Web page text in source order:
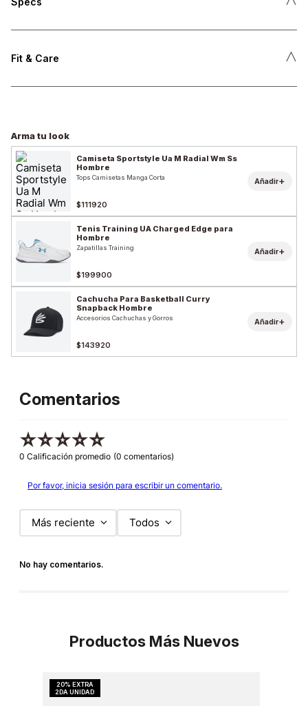
Fit & Care ˄
Arma tu look
Camiseta Sportstyle Ua M Radial Wm Ss
Hombre
Tops Camisetas Manga Corta
$111920
Añadir+
Tenis Training UA Charged Edge para
Hombre
Zapatillas Training
$199900
Añadir+
Cachucha Para Basketball Curry
Snapback Hombre
Accesorios Cachuchas y Gorros
$143920
Añadir+
Comentarios
☆☆☆☆☆
0 Calificación promedio (0 comentarios)
Por favor, inicia sesión para escribir un comentario.
Más reciente Todos
No hay comentarios.
Productos Más Nuevos